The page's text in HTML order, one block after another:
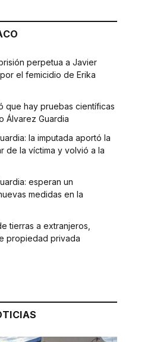
perpetua a Javier
el femicidio de Erika
que hay pruebas científicas
Álvarez Guardia
la imputada aportó la
de la víctima y volvió a la
esperan un
medidas en la
tierras a extranjeros,
propiedad privada